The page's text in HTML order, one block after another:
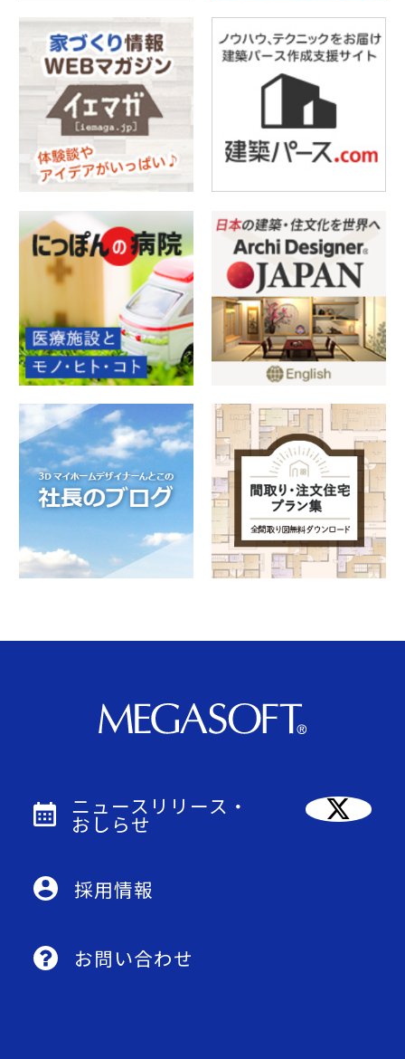
ニュースリリース・
おしらせ
採用情報
お問い合わせ